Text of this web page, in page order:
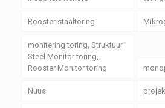
Rooster staaltoring
monitering toring, Struktuur
Steel Monitor toring,
Rooster Monitor toring
Nuus